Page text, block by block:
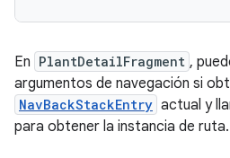
En PlantDetailFragment ,
argumentos de navegación si
NavBackStackEntry actual y
para obtener la instancia de ruta.